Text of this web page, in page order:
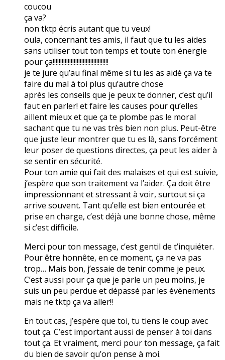
coucou
ça va?
non tktp écris autant que tu veux!
oula, concernant tes amis, il faut que tu les aides
sans utiliser tout ton temps et toute ton énergie
pour ça!!!!!!!!!!!!!!!!!!!!!!!!!!!!!!!!!!!!!
je te jure qu’au final même si tu les as aidé ça va te
faire du mal à toi plus qu’autre chose
après les conseils que je peux te donner, c’est qu’il
faut en parler! et faire les causes pour qu’elles
aillent mieux et que ça te plombe pas le moral
sachant que tu ne vas très bien non plus. Peut-être
que juste leur montrer que tu es là, sans forcément
leur poser de questions directes, ça peut les aider à
se sentir en sécurité.
Pour ton amie qui fait des malaises et qui est suivie,
j’espère que son traitement va l’aider. Ça doit être
impressionnant et stressant à voir, surtout si ça
arrive souvent. Tant qu’elle est bien entourée et
prise en charge, c’est déjà une bonne chose, même
si c’est difficile.
Merci pour ton message, c’est gentil de t’inquiéter.
Pour être honnête, en ce moment, ça ne va pas
trop… Mais bon, j’essaie de tenir comme je peux.
C’est aussi pour ça que je parle un peu moins, je
suis un peu perdue et dépassé par les évènements
mais ne tktp ça va aller!!
En tout cas, j’espère que toi, tu tiens le coup avec
tout ça. C’est important aussi de penser à toi dans
tout ça. Et vraiment, merci pour ton message, ça fait
du bien de savoir qu’on pense à moi.